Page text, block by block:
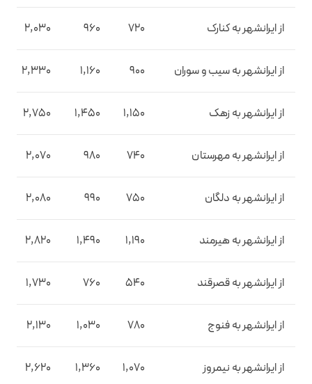
از ایرانشهر به کنارک 720
960
2,030
از ایرانشهر به سیب و سوران 900
1,160
2,330
از ایرانشهر به زهک 1,150
1,450
2,750
از ایرانشهر به مهرستان 740
980
2,070
از ایرانشهر به دلگان 750
990
2,080
از ایرانشهر به هیرمند 1,190
1,490
2,820
از ایرانشهر به قصرقند 540
760
1,730
از ایرانشهر به فنوج 780
1,030
2,130
از ایرانشهر به نیمروز 1,070
1,360
2,620